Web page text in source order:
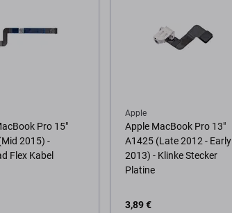
Pro 15"
2015) -
Flex Kabel
Apple
Apple MacBook Pro 13"
A1425 (Late 2012 - Early
2013) - Klinke Stecker
Platine
3,89 €